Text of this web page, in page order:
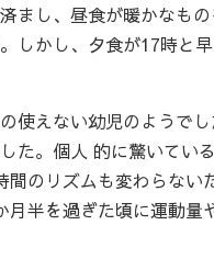
まし、昼食が暖かなも
しかし、夕食が17時と
使えない幼児のようで
た。個人 的に驚いてい
のリズムも変わらない
半を過ぎた頃に運動量